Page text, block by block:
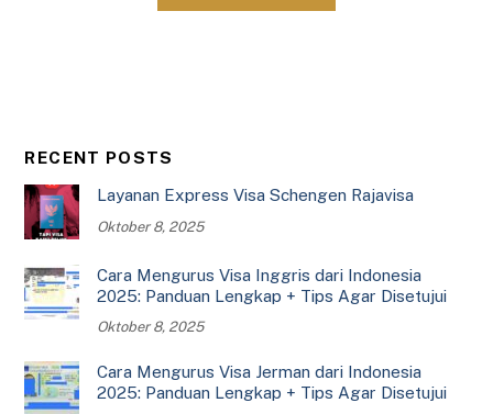
RECENT POSTS
Layanan Express Visa Schengen Rajavisa
Oktober 8, 2025
Cara Mengurus Visa Inggris dari Indonesia
2025: Panduan Lengkap + Tips Agar Disetujui
Oktober 8, 2025
Cara Mengurus Visa Jerman dari Indonesia
2025: Panduan Lengkap + Tips Agar Disetujui